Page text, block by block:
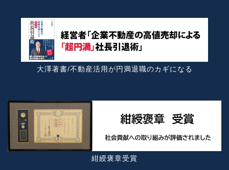
大澤著書/不動産活用が円満退職のカギになる
紺綬褒章受賞